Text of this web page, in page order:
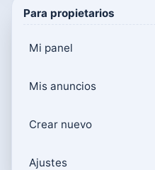
Para propietarios
Mi panel
Mis anuncios
Crear nuevo
Ajustes